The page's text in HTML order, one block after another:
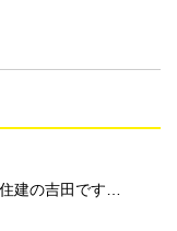
建の吉田です…